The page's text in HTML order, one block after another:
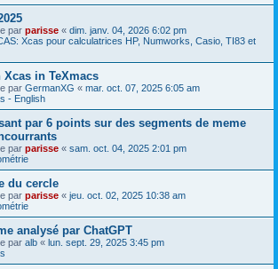
par parisse « dim. janv. 04, 2026 6:02 pm
Xcas pour calculatrices HP, Numworks, Casio, TI83 et
in TeXmacs
par GermanXG « mar. oct. 07, 2025 6:05 am
- English
par 6 points sur des segments de meme
par parisse « sam. oct. 04, 2025 2:01 pm
du cercle
par parisse « jeu. oct. 02, 2025 10:38 am
analysé par ChatGPT
par alb « lun. sept. 29, 2025 3:45 pm